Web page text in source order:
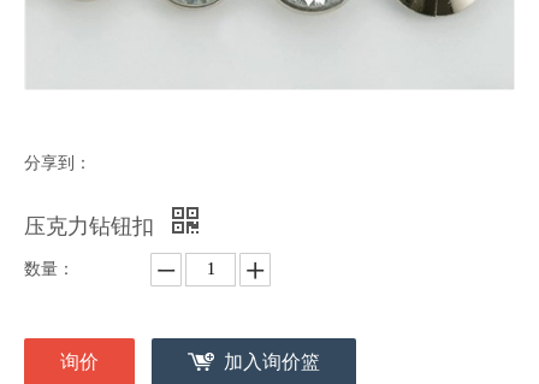
分享到：
压克力钻钮扣
数量：
询价 加入询价篮